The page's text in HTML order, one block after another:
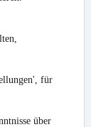
für
über